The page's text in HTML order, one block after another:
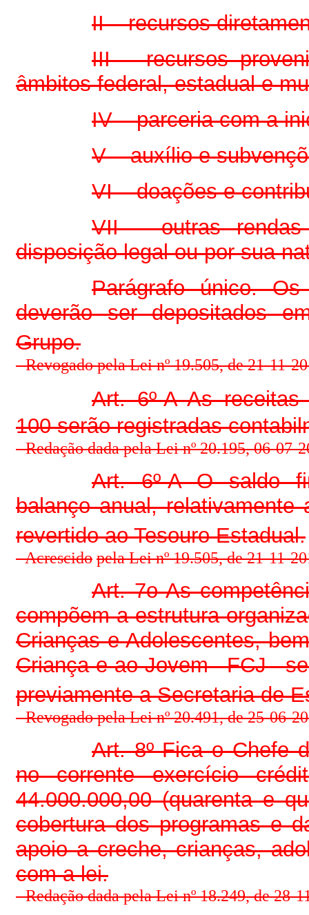
II – recursos
III – recursos
âmbitos federal, estadual e
IV – parceria com a
V – auxílio e
VI – doações e
VII – outras rendas
disposição legal ou por sua
Parágrafo único.
deverão ser depositados
Grupo.
-Revogado pela Lei nº 19.505, de 21-11-
Art. 6º-A As
100 serão registradas
- Redação dada pela Lei nº 20.195, 06-07-
Art. 6º-A O saldo
balanço anual,
revertido ao Tesouro Estadual.
-Acrescido pela Lei nº 19.505, de 21-11-
Art. 7o As
compõem a estrutura
Crianças e Adolescentes,
Criança e ao Jovem –FCJ–
previamente a Secretaria de
- Revogado pela Lei nº 20.491, de 25-06-
Art. 8º Fica o Chefe
no corrente exercício
44.000.000,00 (quarenta e
cobertura dos programas e
apoio a creche, crianças,
com a lei.
-Redação dada pela Lei nº 18.249, de 28-